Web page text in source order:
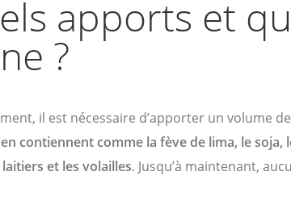
apports et
?
il est nécessaire d’apporter un volume
contiennent comme la fève de lima, le soja,
et les volailles. Jusqu’à maintenant,